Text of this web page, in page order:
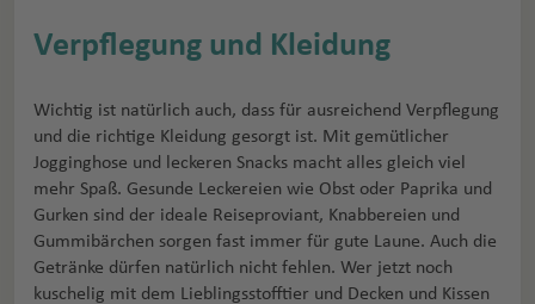
Verpflegung und Kleidung
Wichtig ist natürlich auch, dass für ausreichend Verpflegung
und die richtige Kleidung gesorgt ist. Mit gemütlicher
Jogginghose und leckeren Snacks macht alles gleich viel
mehr Spaß. Gesunde Leckereien wie Obst oder Paprika und
Gurken sind der ideale Reiseproviant, Knabbereien und
Gummibärchen sorgen fast immer für gute Laune. Auch die
Getränke dürfen natürlich nicht fehlen. Wer jetzt noch
kuschelig mit dem Lieblingsstofftier und Decken und Kissen